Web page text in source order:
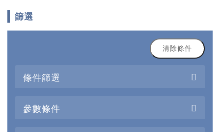
篩選
清除條件
條件篩選
參數條件